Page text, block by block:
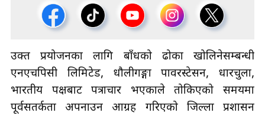
उक्त प्रयोजनका लागि बाँधको ढोका खोलिनेसम्बन्धी
एनएचपिसी लिमिटेड, धौलीगङ्गा पावरस्टेसन, धारचुला,
भारतीय पक्षबाट पत्राचार भएकाले तोकिएको समयमा
पूर्वसतर्कता अपनाउन आग्रह गरिएको जिल्ला प्रशासन